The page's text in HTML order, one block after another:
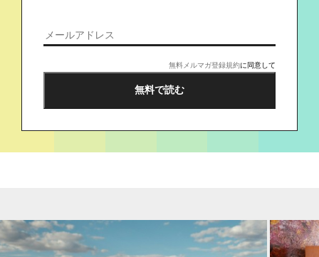
無料メルマガ登録規約に同意して